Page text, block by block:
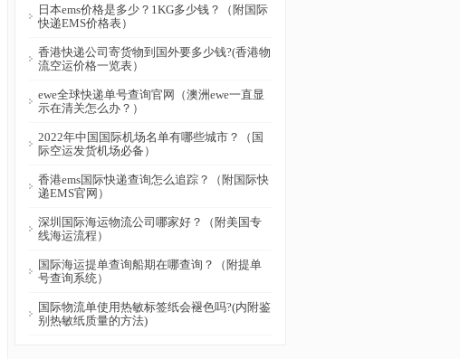
日本ems价格是多少？1KG多少钱？（附国际
快递EMS价格表）
香港快递公司寄货物到国外要多少钱?(香港物
流空运价格一览表）
ewe全球快递单号查询官网（澳洲ewe一直显
示在清关怎么办？）
2022年中国国际机场名单有哪些城市？（国
际空运发货机场必备）
香港ems国际快递查询怎么追踪？（附国际快
递EMS官网）
深圳国际海运物流公司哪家好？（附美国专
线海运流程）
国际海运提单查询船期在哪查询？（附提单
号查询系统）
国际物流单使用热敏标签纸会褪色吗?(内附鉴
别热敏纸质量的方法)